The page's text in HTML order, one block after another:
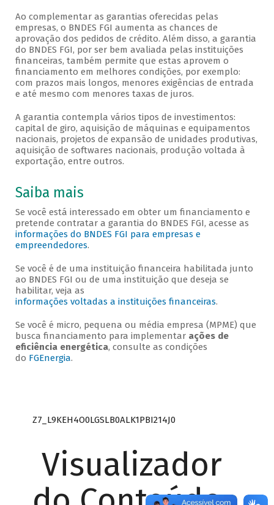
Ao complementar as garantias oferecidas pelas
empresas, o BNDES FGI aumenta as chances de
aprovação dos pedidos de crédito. Além disso, a garantia
do BNDES FGI, por ser bem avaliada pelas instituições
financeiras, também permite que estas aprovem o
financiamento em melhores condições, por exemplo:
com prazos mais longos, menores exigências de entrada
e até mesmo com menores taxas de juros.
A garantia contempla vários tipos de investimentos:
capital de giro, aquisição de máquinas e equipamentos
nacionais, projetos de expansão de unidades produtivas,
aquisição de softwares nacionais, produção voltada à
exportação, entre outros.
Saiba mais
Se você está interessado em obter um financiamento e
pretende contratar a garantia do BNDES FGI, acesse as
informações do BNDES FGI para empresas e
empreendedores.
Se você é de uma instituição financeira habilitada junto
ao BNDES FGI ou de uma instituição que deseja se
habilitar, veja as
informações voltadas a instituições financeiras.
Se você é micro, pequena ou média empresa (MPME) que
busca financiamento para implementar ações de
eficiência energética, consulte as condições
do FGEnergia.
Z7_L9KEH4O0LGSLB0ALK1PBI214J0
Visualizador